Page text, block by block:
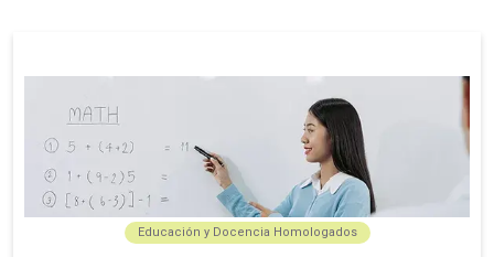
Educación y Docencia Homologados